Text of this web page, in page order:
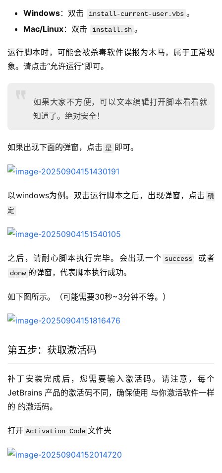
Windows：双击 install-current-user.vbs 。
Mac/Linux：双击 install.sh 。
运行脚本时，可能会被杀毒软件误报为木马，属于正常现
象。请点击“允许运行”即可。
如果大家不方便，可以文本编辑打开脚本看看就
知道了。绝对安全！
如果出现下面的弹窗，点击 是 即可。
以windows为例。双击运行脚本之后，出现弹窗，点击 确
定
之后，请耐心脚本执行完毕。会出现一个 success 或者
donw 的弹窗，代表脚本执行成功。
如下图所示。（可能需要30秒~3分钟不等。）
第五步：获取激活码
补丁安装完成后，您需要输入激活码。请注意，每个
JetBrains 产品的激活码不同，确保使用 与你激活软件一样
的 的激活码。
打开 Activation_Code 文件夹